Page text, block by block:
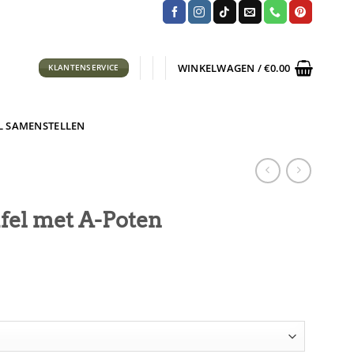
KLANTENSERVICE WINKELWAGEN /€0.00
SAMENSTELLEN
met A-Poten